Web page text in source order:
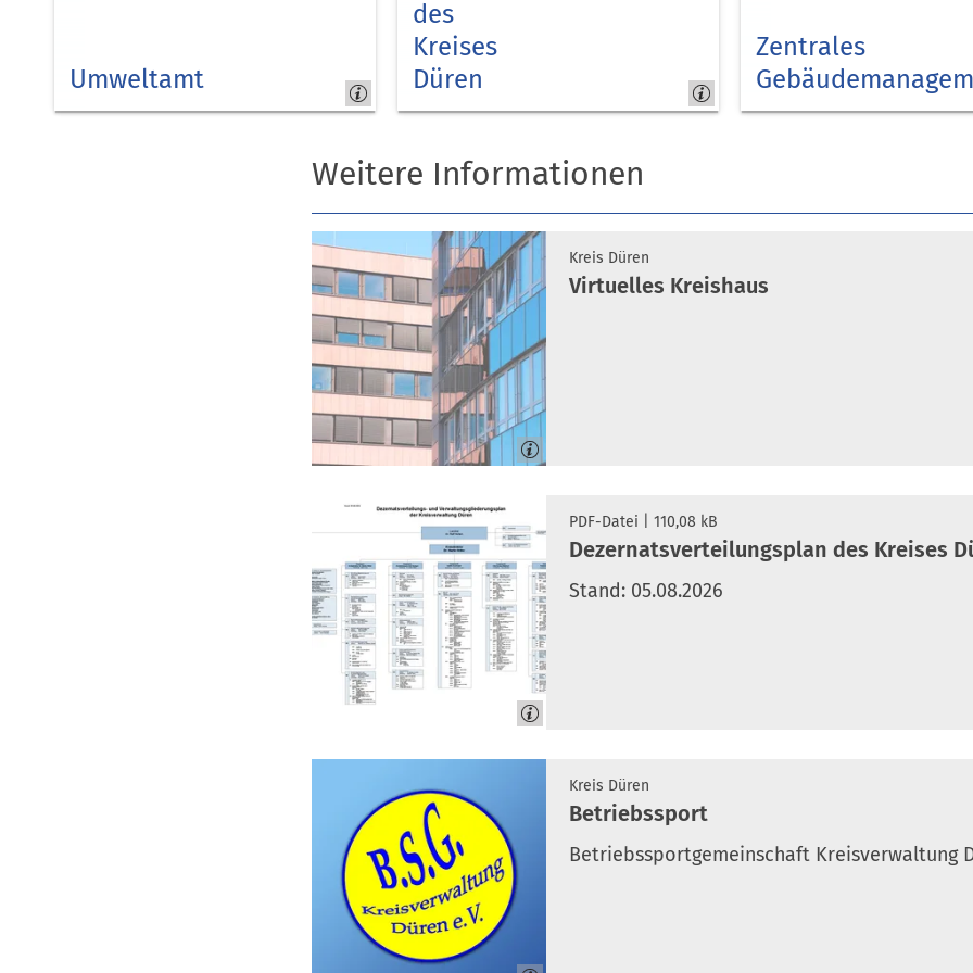
Umweltamt
des
Kreises
Düren
Zentrales
Weitere Informationen
Kreis Düren
Virtuelles Kreishaus
PDF-Datei 110,08 kB
Dezernatsverteilungsplan des Kreises
Stand: 05.08.2026
Kreis Düren
Betriebssport
Betriebssportgemeinschaft Kreisverwaltung